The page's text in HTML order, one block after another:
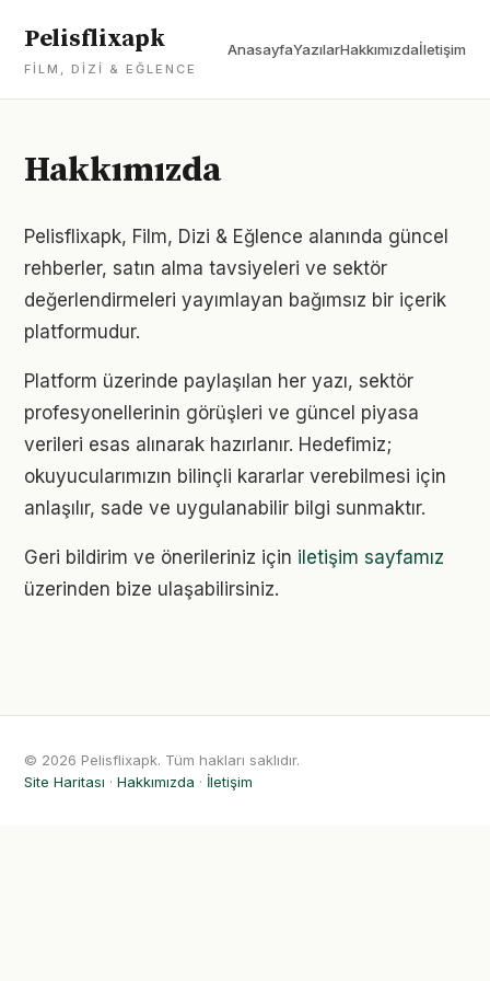
Pelisflixapk
FILM, DIZI & EĞLENCE
AnasayfaYazılarHakkımızdaİletişim
Hakkımızda
Pelisflixapk, Film, Dizi & Eğlence alanında güncel
rehberler, satın alma tavsiyeleri ve sektör
değerlendirmeleri yayımlayan bağımsız bir içerik
platformudur.
Platform üzerinde paylaşılan her yazı, sektör
profesyonellerinin görüşleri ve güncel piyasa
verileri esas alınarak hazırlanır. Hedefimiz;
okuyucularımızın bilinçli kararlar verebilmesi için
anlaşılır, sade ve uygulanabilir bilgi sunmaktır.
Geri bildirim ve önerileriniz için iletişim sayfamız
üzerinden bize ulaşabilirsiniz.
© 2026 Pelisflixapk. Tüm hakları saklıdır.
Site Haritası · Hakkımızda · İletişim